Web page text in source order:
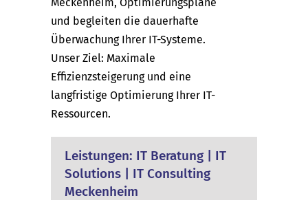
und begleiten die dauerhafte
Überwachung Ihrer IT-Systeme.
Unser Ziel: Maximale
Effizienzsteigerung und eine
langfristige Optimierung Ihrer IT-
Ressourcen.
Leistungen: IT Beratung | IT
Solutions | IT Consulting
Meckenheim